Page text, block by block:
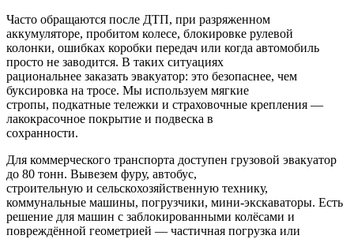
Часто обращаются после ДТП, при разряженном
аккумуляторе, пробитом колесе, блокировке рулевой
колонки, ошибках коробки передач или когда автомобиль
просто не заводится. В таких ситуациях
рациональнее заказать эвакуатор: это безопаснее, чем
буксировка на тросе. Мы используем мягкие
стропы, подкатные тележки и страховочные крепления —
лакокрасочное покрытие и подвеска в
сохранности.
Для коммерческого транспорта доступен грузовой эвакуатор
до 80 тонн. Вывезем фуру, автобус,
строительную и сельскохозяйственную технику,
коммунальные машины, погрузчики, мини-экскаваторы. Есть
решение для машин с заблокированными колёсами и
повреждённой геометрией — частичная погрузка или